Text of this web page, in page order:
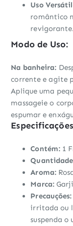
Uso
romântico
revigorante.
Modo de Uso:
Na banheira:
corrente e agite
Aplique uma
massageie o
espumar e
Contém: 1
Aroma:
Marca:
Precauções:
irritada ou
suspenda o